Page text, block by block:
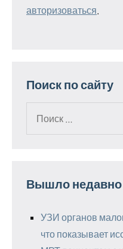
авторизоваться
Поиск по сайту
Вышло недавно
УЗИ органов
что показывает